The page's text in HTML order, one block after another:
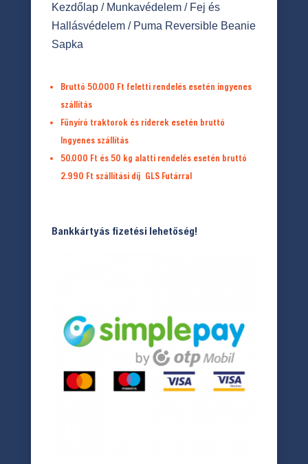
Kezdőlap/ Munkavédelem/ Fej és
Hallásvédelem/ Puma Reversible Beanie
Sapka
Bruttó 50.000 Ft feletti rendelés esetén ingyenes
szállítás
Fűnyíró traktorok és riderek esetén bruttó
Ingyenes szállítás
50.000 Ft és 50 kg alatti rendelés esetén bruttó
2.990 Ft szállítási díj GLS Futárral
Bankkártyás fizetési lehetőség!